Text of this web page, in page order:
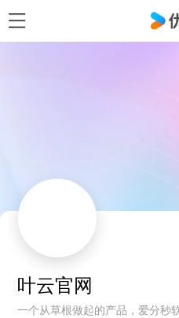
叶云官网
一个从草根做起的产品，爱分秒